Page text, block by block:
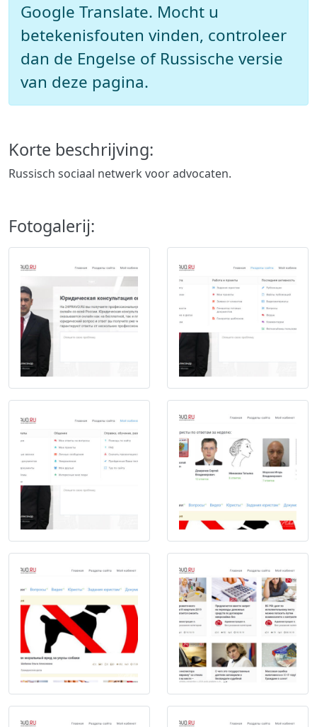
Google Translate. Mocht u
betekenisfouten vinden, controleer
dan de Engelse of Russische versie
van deze pagina.
Korte beschrijving:
Russisch sociaal netwerk voor advocaten.
Fotogalerij: